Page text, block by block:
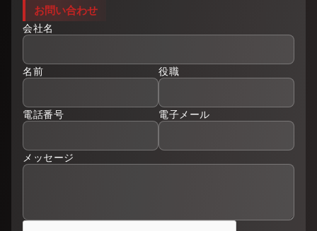
お問い合わせ
会社名
名前 役職
電話番号 電子メール
メッセージ